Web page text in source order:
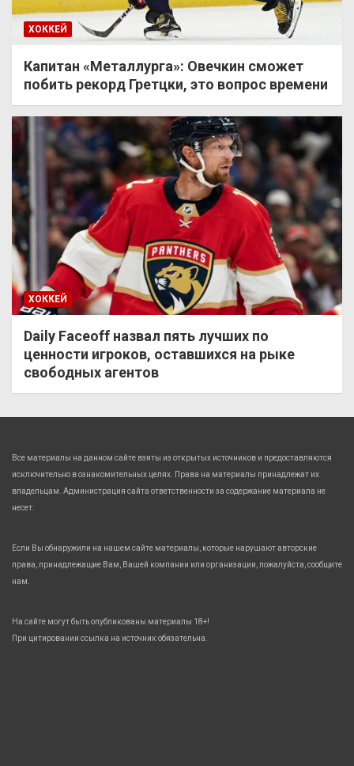
ХОККЕЙ
Капитан «Металлурга»: Овечкин сможет
побить рекорд Гретцки, это вопрос времени
ХОККЕЙ
Daily Faceoff назвал пять лучших по
ценности игроков, оставшихся на рыке
свободных агентов
Все материалы на данном сайте взяты из открытых источников и предоставляются
исключительно в ознакомительных целях. Права на материалы принадлежат их
владельцам. Администрация сайта ответственности за содержание материала не
несет.
Если Вы обнаружили на нашем сайте материалы, которые нарушают авторские
права, принадлежащие Вам, Вашей компании или организации, пожалуйста, сообщите
нам.
На сайте могут быть опубликованы материалы 18+!
При цитировании ссылка на источник обязательна.